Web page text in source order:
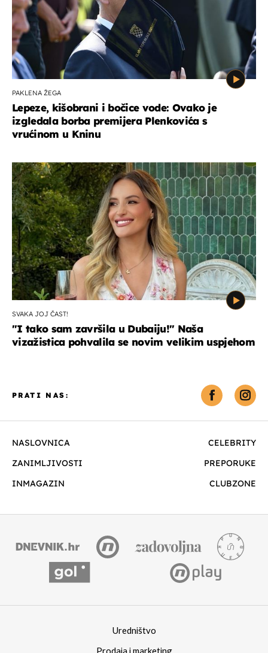
PAKLENA ŽEGA
Lepeze, kišobrani i bočice vode: Ovako je
izgledala borba premijera Plenkovića s
vrućinom u Kninu
SVAKA JOJ ČAST!
"I tako sam završila u Dubaiju!" Naša
vizažistica pohvalila se novim velikim uspjehom
NASLOVNICA
CELEBRITY
ZANIMLJIVOSTI
PREPORUKE
INMAGAZIN
CLUBZONE
PRATI NAS:
Uredništvo